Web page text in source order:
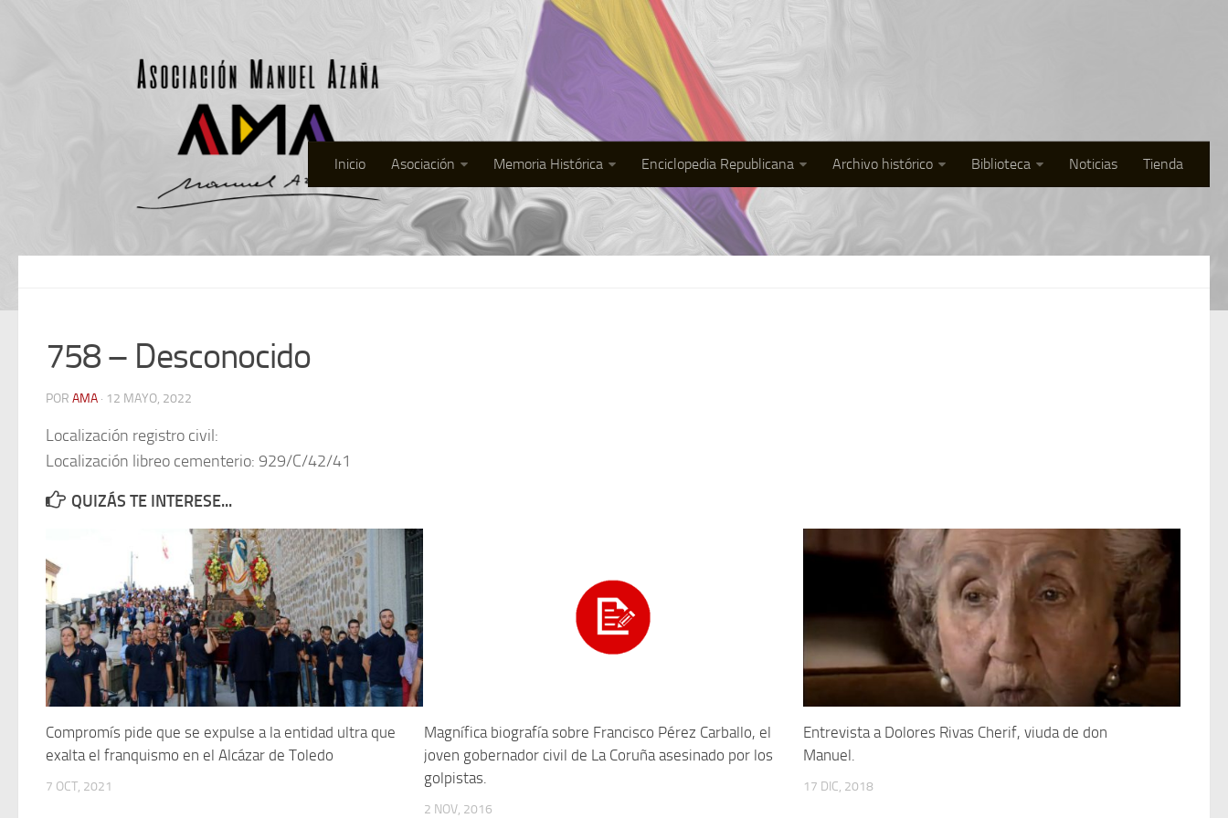
Inicio Asociación Memoria Histórica Enciclopedia Republicana Archivo histórico Biblioteca Noticias Tienda
758 – Desconocido
POR AMA · 12 MAYO, 2022
Localización registro civil:
Localización libreo cementerio: 929/C/42/41
QUIZÁS TE INTERESE...
Compromís pide que se expulse a la entidad ultra que
exalta el franquismo en el Alcázar de Toledo
7 OCT, 2021
Magnífica biografía sobre Francisco Pérez Carballo, el
joven gobernador civil de La Coruña asesinado por los
golpistas.
2 NOV, 2016
Entrevista a Dolores Rivas Cherif, viuda de don
Manuel.
17 DIC, 2018